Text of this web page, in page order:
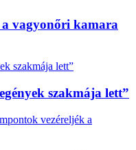
a vagyonőri kamara
szakmája lett”